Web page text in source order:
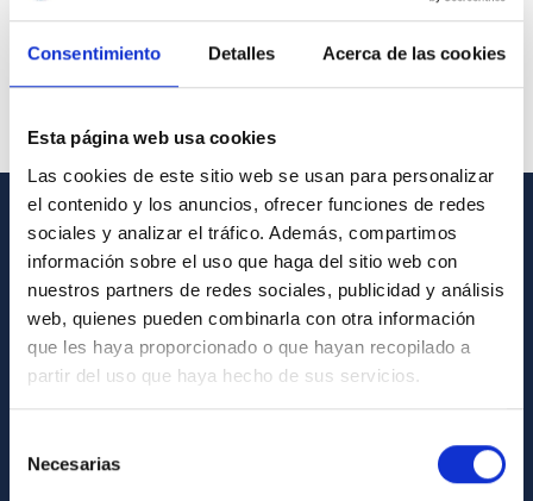
Consentimiento Detalles Acerca de las cookies
Esta página web usa cookies
Las cookies de este sitio web se usan para personalizar
el contenido y los anuncios, ofrecer funciones de redes
sociales y analizar el tráfico. Además, compartimos
información sobre el uso que haga del sitio web con
nuestros partners de redes sociales, publicidad y análisis
web, quienes pueden combinarla con otra información
que les haya proporcionado o que hayan recopilado a
partir del uso que haya hecho de sus servicios.
Necesarias
GENERAL INFORMATION
Contact
How to get to the IAC
List of personnel
Library
General register